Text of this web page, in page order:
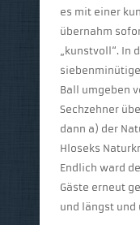
es mit einer
übernahm
„kunstvoll“. In
Ball umgeben
Sechzehner
dann a) der
Hloseks
Endlich ward
Gäste erneut
und längst und